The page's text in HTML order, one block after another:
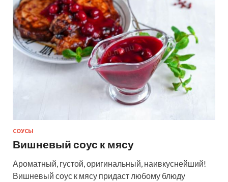
СОУСЫ
Вишневый соус к мясу
Ароматный, густой, оригинальный, наивкуснейший!
Вишневый соус к мясу придаст любому блюду